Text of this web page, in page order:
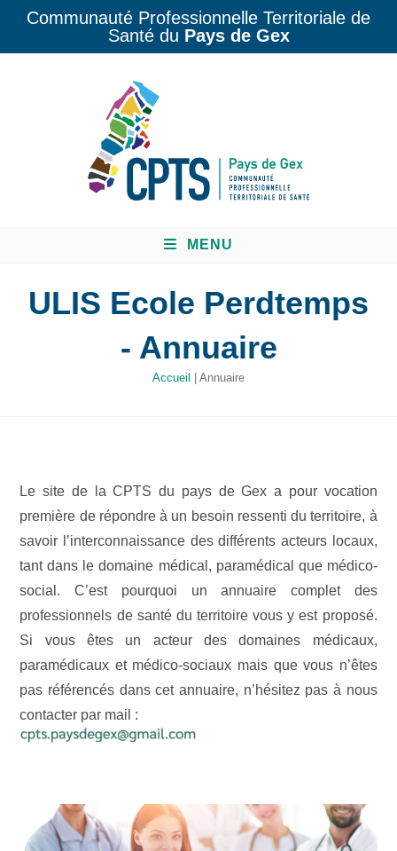
Communauté Professionnelle Territoriale de
Santé du Pays de Gex
MENU
ULIS Ecole Perdtemps
- Annuaire
Accueil | Annuaire
Le site de la CPTS du pays de Gex a pour vocation
première de répondre à un besoin ressenti du territoire, à
savoir l’interconnaissance des différents acteurs locaux,
tant dans le domaine médical, paramédical que médico-
social. C’est pourquoi un annuaire complet des
professionnels de santé du territoire vous y est proposé.
Si vous êtes un acteur des domaines médicaux,
paramédicaux et médico-sociaux mais que vous n’êtes
pas référencés dans cet annuaire, n’hésitez pas à nous
contacter par mail :